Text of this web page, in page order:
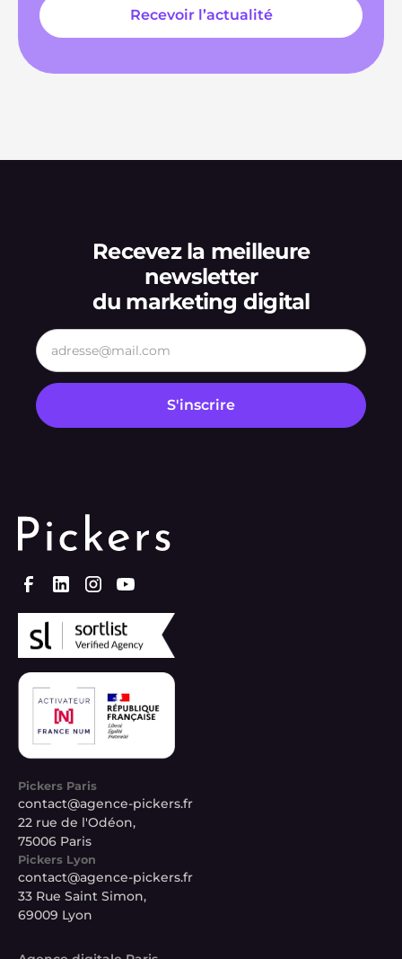
Recevez la meilleure
newsletter
du marketing digital
Pickers Paris
contact@agence-pickers.fr
22 rue de l'Odéon,
75006 Paris
Pickers Lyon
contact@agence-pickers.fr
33 Rue Saint Simon,
69009 Lyon